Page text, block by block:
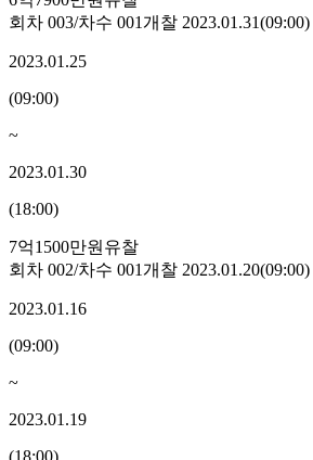
회차 003/차수 001개찰 2023.01.31(09:00)
2023.01.25
(09:00)
~
2023.01.30
(18:00)
7억1500만원 유찰
회차 002/차수 001개찰 2023.01.20(09:00)
2023.01.16
(09:00)
~
2023.01.19
(18:00)